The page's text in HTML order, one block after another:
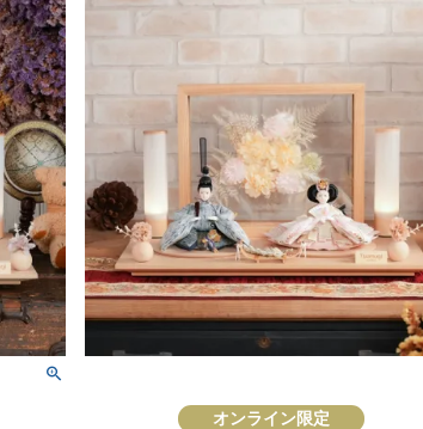
オンライン限定